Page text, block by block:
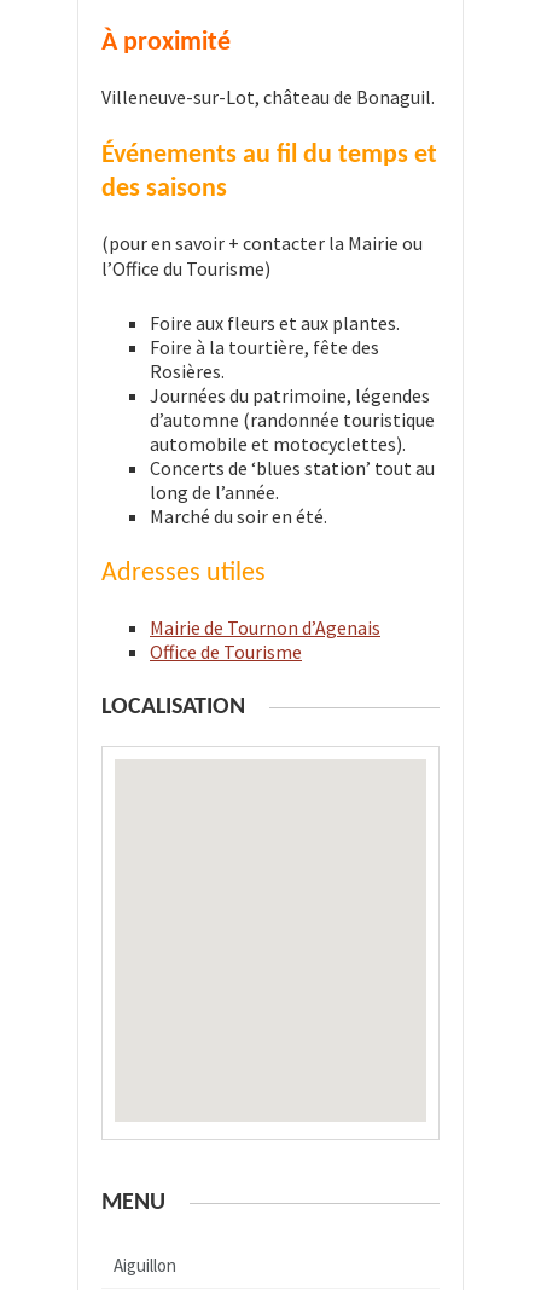
À proximité
Villeneuve-sur-Lot, château de Bonaguil.
Événements au fil du temps et
des saisons
(pour en savoir + contacter la Mairie ou
l’Office du Tourisme)
Foire aux fleurs et aux plantes.
Foire à la tourtière, fête des
Rosières.
Journées du patrimoine, légendes
d’automne (randonnée touristique
automobile et motocyclettes).
Concerts de ‘blues station’ tout au
long de l’année.
Marché du soir en été.
Adresses utiles
Mairie de Tournon d’Agenais
Office de Tourisme
LOCALISATION
MENU
Aiguillon